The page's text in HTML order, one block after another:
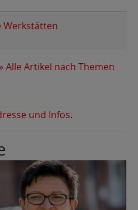
Werkstätten
Alle Artikel nach Themen
und Infos.